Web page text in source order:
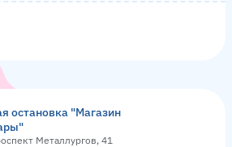
остановка "Магазин
Металлургов, 41